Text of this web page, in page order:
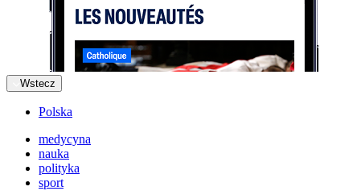
Wstecz
Polska
medycyna
nauka
polityka
sport